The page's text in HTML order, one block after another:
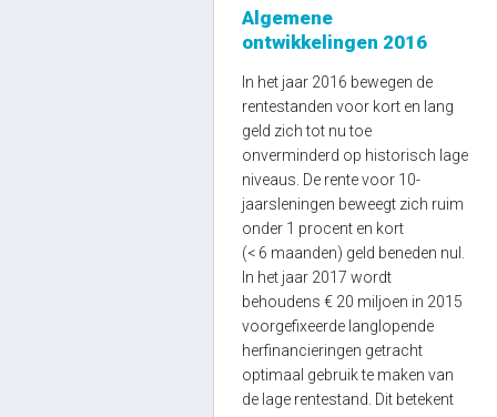
Algemene
ontwikkelingen 2016
In het jaar 2016 bewegen de
rentestanden voor kort en lang
geld zich tot nu toe
onverminderd op historisch lage
niveaus. De rente voor 10-
jaarsleningen beweegt zich ruim
onder 1 procent en kort
(< 6 maanden) geld beneden nul.
In het jaar 2017 wordt
behoudens € 20 miljoen in 2015
voorgefixeerde langlopende
herfinancieringen getracht
optimaal gebruik te maken van
de lage rentestand. Dit betekent